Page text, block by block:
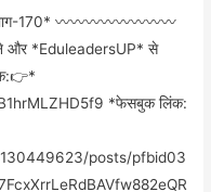
170* 〰️〰️〰️〰️〰️〰️〰️〰️
और *EduleadersUP* से
*फेसबुक लिंक:
posts/pfbid03